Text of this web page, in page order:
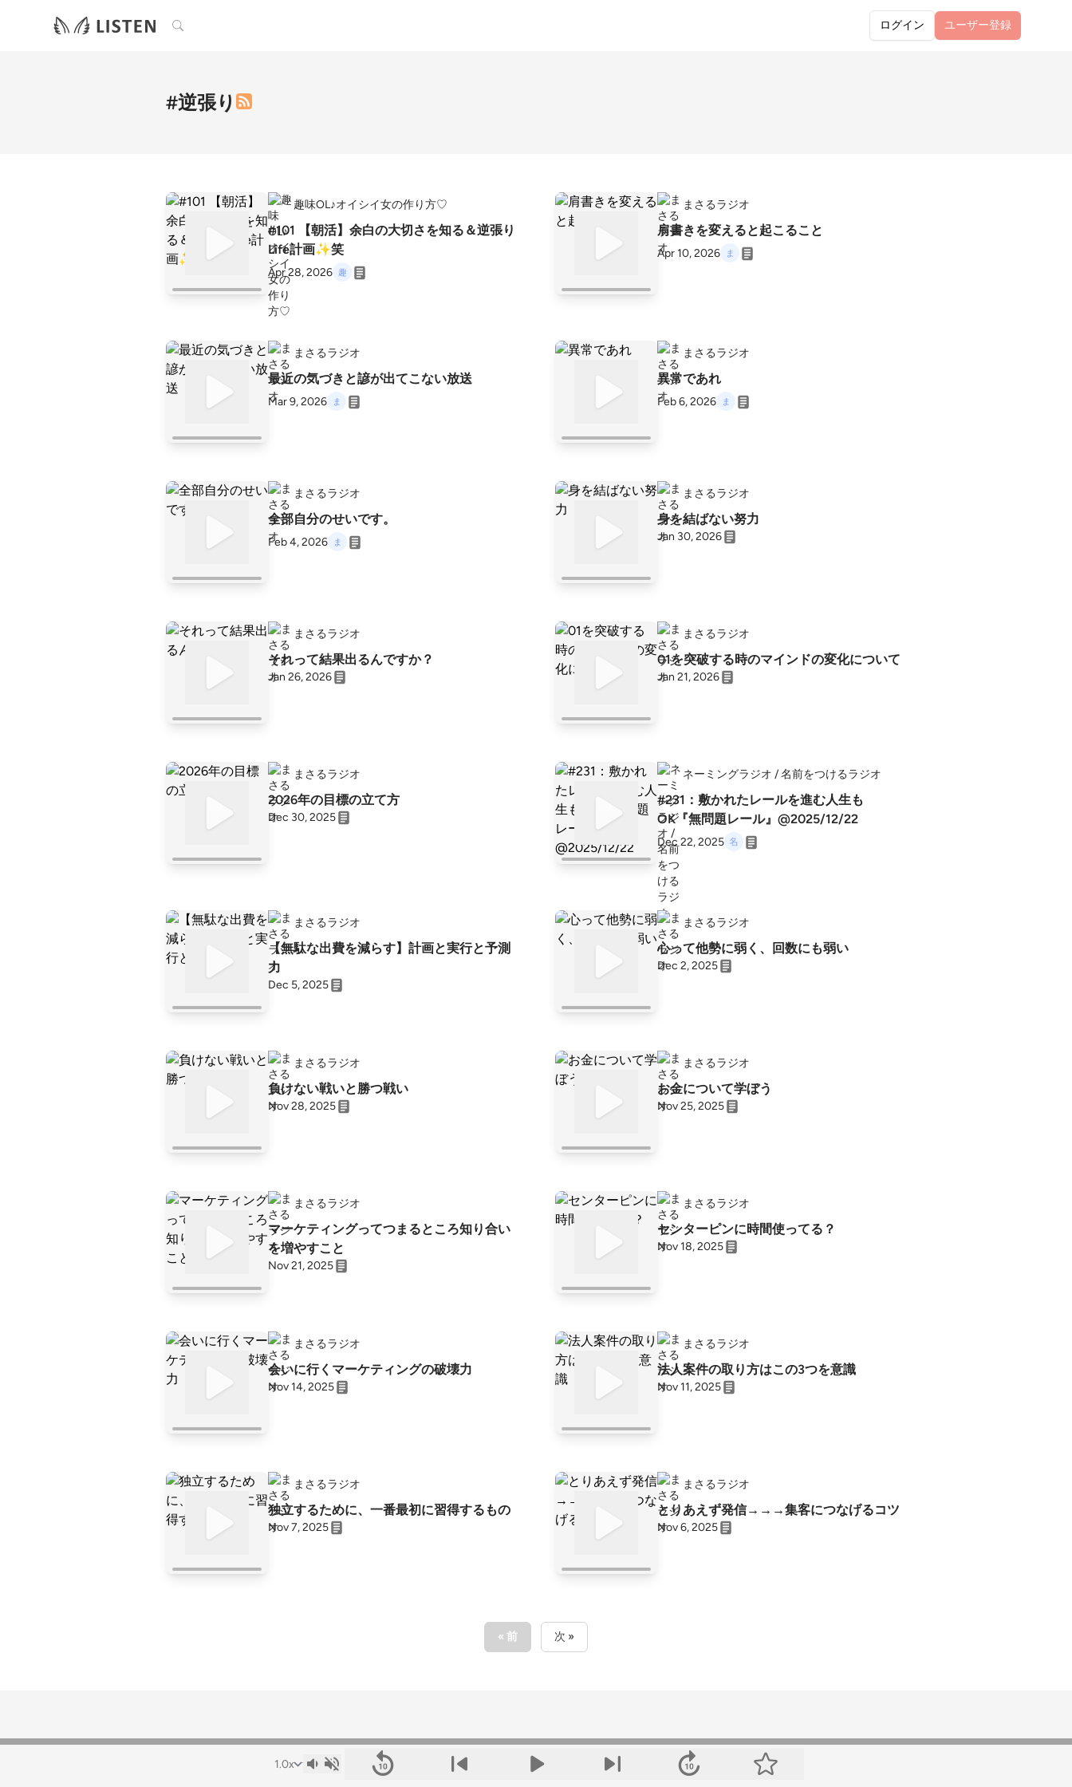
検索 ログイン ユーザー登録
#逆張り
趣味OL♪オイシイ女の作り方♡
#101 【朝活】余白の大切さを知る＆逆張り
Life計画✨笑
Apr 28, 2026
まさるラジオ
肩書きを変えると起こること
Apr 10, 2026
まさるラジオ
最近の気づきと諺が出てこない放送
Mar 9, 2026
まさるラジオ
異常であれ
Feb 6, 2026
まさるラジオ
全部自分のせいです。
Feb 4, 2026
まさるラジオ
身を結ばない努力
Jan 30, 2026
まさるラジオ
それって結果出るんですか？
Jan 26, 2026
まさるラジオ
01を突破する時のマインドの変化について
Jan 21, 2026
まさるラジオ
2026年の目標の立て方
Dec 30, 2025
ネーミングラジオ / 名前をつけるラジオ
#231：敷かれたレールを進む人生も
OK『無問題レール』@2025/12/22
Dec 22, 2025
まさるラジオ
【無駄な出費を減らす】計画と実行と予測
力
Dec 5, 2025
まさるラジオ
心って他勢に弱く、回数にも弱い
Dec 2, 2025
まさるラジオ
負けない戦いと勝つ戦い
Nov 28, 2025
まさるラジオ
お金について学ぼう
Nov 25, 2025
まさるラジオ
マーケティングってつまるところ知り合い
を増やすこと
Nov 21, 2025
まさるラジオ
センターピンに時間使ってる？
Nov 18, 2025
まさるラジオ
会いに行くマーケティングの破壊力
Nov 14, 2025
まさるラジオ
法人案件の取り方はこの3つを意識
Nov 11, 2025
まさるラジオ
独立するために、一番最初に習得するもの
Nov 7, 2025
まさるラジオ
とりあえず発信→→→集客につなげるコツ
Nov 6, 2025
« 前 次 »